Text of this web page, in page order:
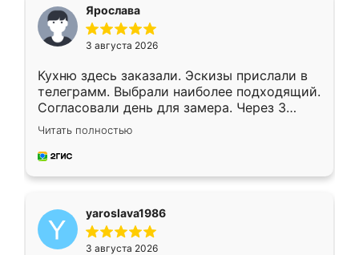
Ярослава
3 августа 2026
Кухню здесь заказали. Эскизы прислали в
телеграмм. Выбрали наиболее подходящий.
Согласовали день для замера. Через 3
недели кухня была уже готова. Остались
довольны работой. Спасибо Ренессанс
мебель за качественную работу!
Читать полностью
yaroslava1986
3 августа 2026